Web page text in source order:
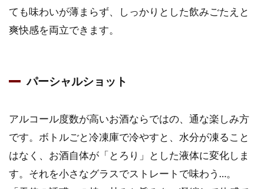
ても味わいが薄まらず、しっかりとした飲みごたえと
爽快感を両立できます。
パーシャルショット
アルコール度数が高いお酒ならではの、通な楽しみ方
です。ボトルごと冷凍庫で冷やすと、水分が凍ること
はなく、お酒自体が「とろり」とした液体に変化しま
す。それを小さなグラスでストレートで味わう…。